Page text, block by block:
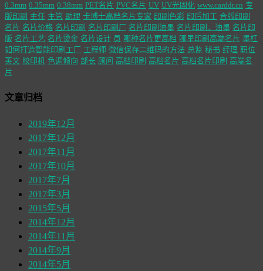
0.3mm 0.35mm 0.38mm PET名片 PVC名片 UV UV光固化 www.carddr.cn 专
版印刷 主任 主管 助理 卡博士高档名片专家 印刷色彩 印后加工 合版印刷
名片 名片价格 名片印刷 名片印刷厂 名片印刷油墨 名片印刷，油墨 名片印
版 名片工艺 名片烫金 名片设计 员 哪种名片更高档 哪里印刷高端名片 墨杠
如何打造智能印刷工厂 工程师 微信保存二维码的方法 总监 秘书 经理 职位
英文 胶印机 色调倾向 部长 顾问 高档印刷 高档名片 高档名片印刷 高端名
片
文章归档
2019年12月
2017年12月
2017年11月
2017年10月
2017年7月
2017年3月
2015年5月
2014年12月
2014年11月
2014年9月
2014年5月